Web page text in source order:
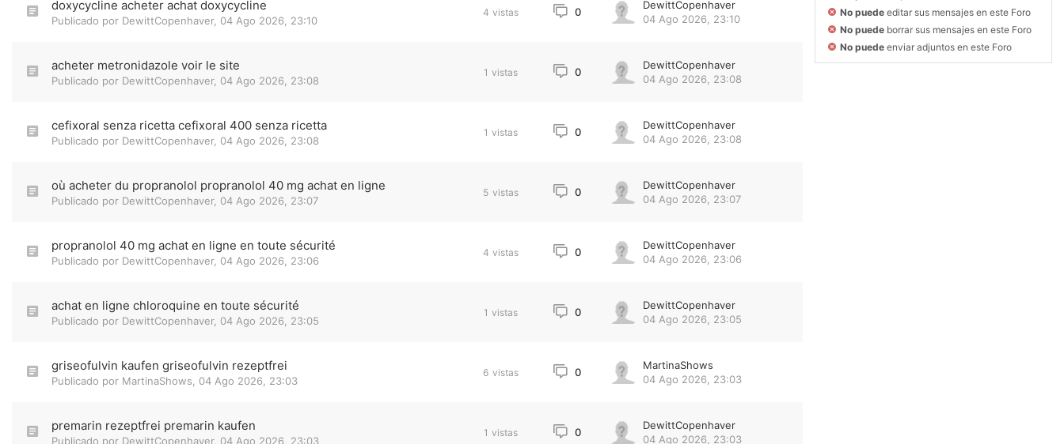
doxycycline acheter achat doxycycline
Publicado por DewittCopenhaver, 04 Ago 2026, 23:10
4 vistas 0
DewittCopenhaver
04 Ago 2026, 23:10
acheter metronidazole voir le site
Publicado por DewittCopenhaver, 04 Ago 2026, 23:08
1 vistas 0
DewittCopenhaver
04 Ago 2026, 23:08
cefixoral senza ricetta cefixoral 400 senza ricetta
Publicado por DewittCopenhaver, 04 Ago 2026, 23:08
1 vistas 0
DewittCopenhaver
04 Ago 2026, 23:08
où acheter du propranolol propranolol 40 mg achat en ligne
Publicado por DewittCopenhaver, 04 Ago 2026, 23:07
5 vistas 0
DewittCopenhaver
04 Ago 2026, 23:07
propranolol 40 mg achat en ligne en toute sécurité
Publicado por DewittCopenhaver, 04 Ago 2026, 23:06
4 vistas 0
DewittCopenhaver
04 Ago 2026, 23:06
achat en ligne chloroquine en toute sécurité
Publicado por DewittCopenhaver, 04 Ago 2026, 23:05
1 vistas 0
DewittCopenhaver
04 Ago 2026, 23:05
griseofulvin kaufen griseofulvin rezeptfrei
Publicado por MartinaShows 04 Ago 2026, 23:03
6 vistas 0
MartinaShows
04 Ago 2026, 23:03
premarin rezeptfrei premarin kaufen
Publicado por DewittCopenhaver, 04 Ago 2026, 23:03
1 vistas 0
DewittCopenhaver
04 Ago 2026, 23:03
No puede editar sus mensajes en este Foro
No puede borrar sus mensajes en este Foro
No puede enviar adjuntos en este Foro